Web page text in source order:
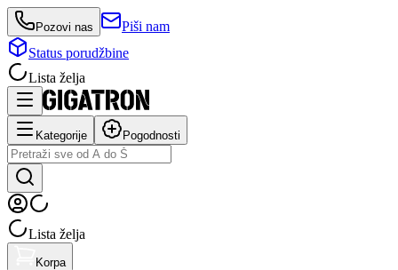
Pozovi nas
Piši nam
Status porudžbine
Lista želja
Kategorije Pogodnosti
Lista želja
Korpa